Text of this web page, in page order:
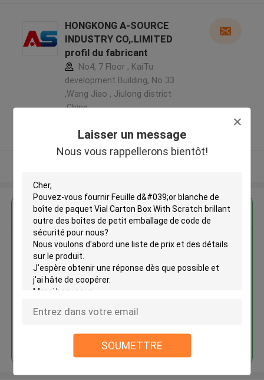
Laisser un message
Nous vous rappellerons bientôt!
SOUMETTRE
HONGKONG A-SOURCE
INDUSTRY CO,.LIMITED
profil du fabricant
No4, 7 Floor , KaiTu
development Building, No 33
,Wang Jiao , Jiulong district
,Chine
Fournisseur vérifié
Feuille d'or blanche de boîte de
Scratch brillant outre des boîtes
de petit emballage de code de
Continuer